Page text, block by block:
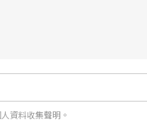
資料收集聲明。